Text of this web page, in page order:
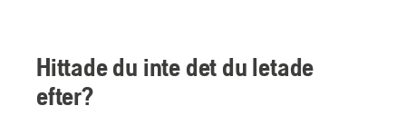
Hittade du inte det du letade
efter?